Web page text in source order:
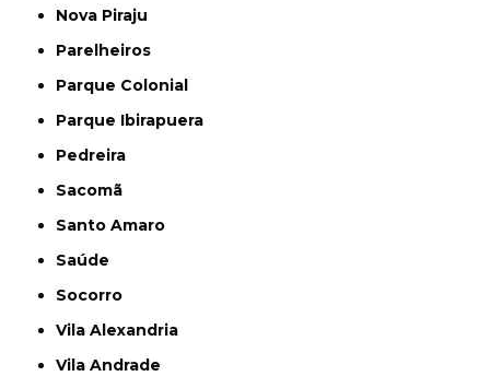
Nova Piraju
Parelheiros
Parque Colonial
Parque Ibirapuera
Pedreira
Sacomã
Santo Amaro
Saúde
Socorro
Vila Alexandria
Vila Andrade